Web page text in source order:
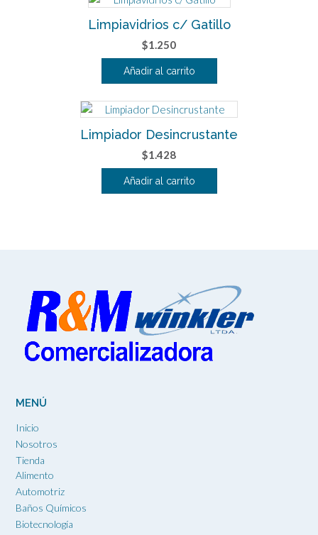
elegir
en
la
página
de
Limpiavidrios c/ Gatillo
$1.250
Añadir al carrito
Limpiador Desincrustante
$1.428
Añadir al carrito
MENÚ
Inicio
Nosotros
Tienda
Alimento
Automotriz
Baños Químicos
Biotecnología